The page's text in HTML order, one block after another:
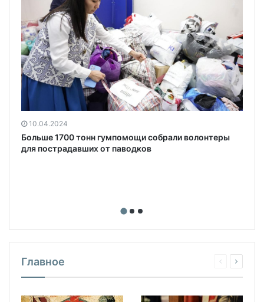
10.04.2024
Больше 1700 тонн гумпомощи собрали волонтеры
для пострадавших от паводков
Главное